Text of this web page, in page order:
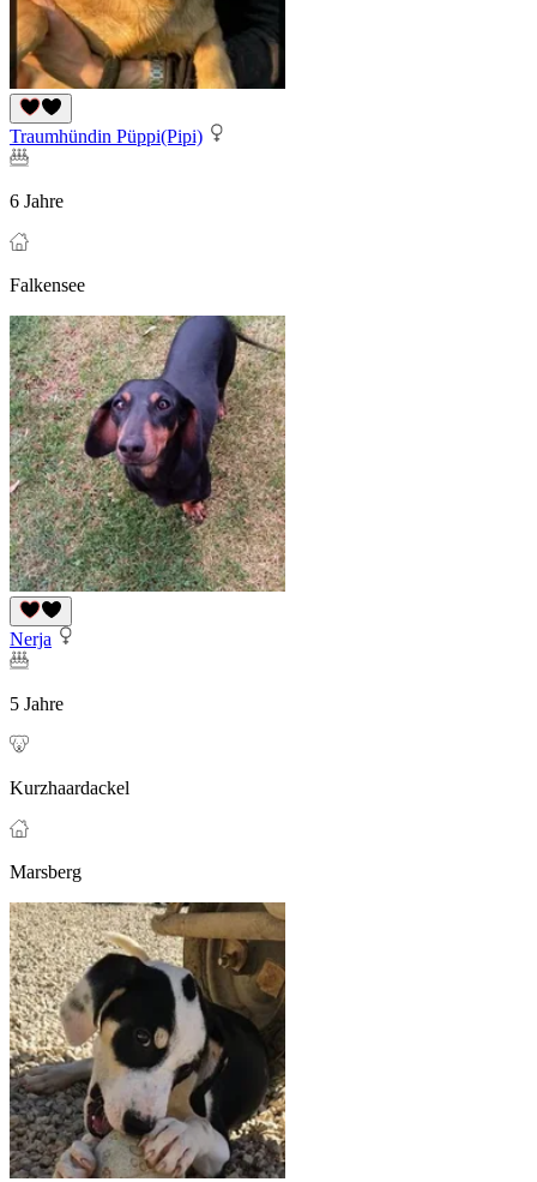
Traumhündin Püppi(Pipi)
6 Jahre
Falkensee
Nerja
5 Jahre
Kurzhaardackel
Marsberg